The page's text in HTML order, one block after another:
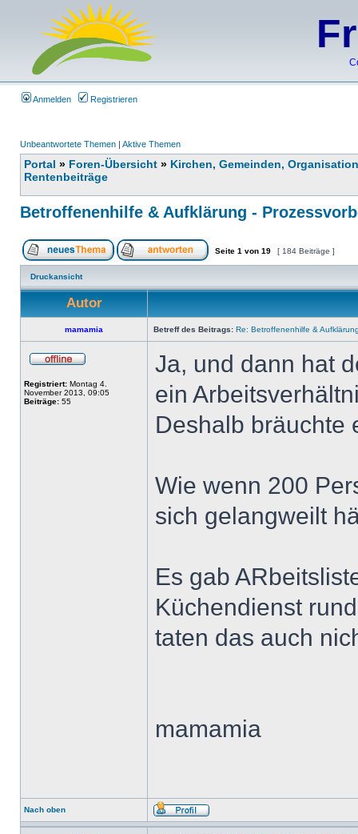
Anmelden Registrieren
Unbeantwortete Themen | Aktive Themen
Portal » Foren-Übersicht » Kirchen, Gemeinden,
Rentenbeiträge
Betroffenenhilfe & Aufklärung -
Seite 1 von 19 [ 184 Beiträge ]
Druckansicht
Autor
mamamia Betreff des Beitrags: Re: Betroffenenhilfe &
Registriert: Montag 4.
November 2013, 09:05
Beiträge: 55
Ja, und dann hat
ein
Deshalb bräuchte
Wie wenn 200
sich gelangweilt
Es gab
Küchendienst
taten das auch
mamamia
Nach oben